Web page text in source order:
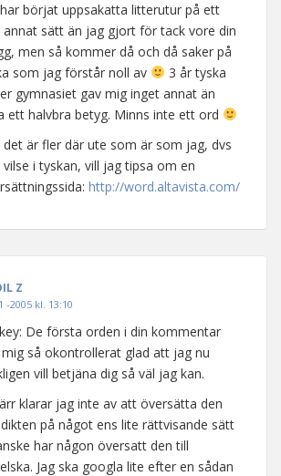
har börjat uppsakatta litterutur på ett
annat sätt än jag gjort för tack vore din
men så kommer då och då saker på
som jag förstår noll av
3 år tyska
gymnasiet gav mig inget annat än
ett halvbra betyg. Minns inte ett ord
det är fler där ute som är som jag, dvs
i tyskan, vill jag tipsa om en
http://word.altavista.com/
Z
-2005 kl. 13:10
De första orden i din kommentar
så okontrollerat glad att jag nu
vill betjäna dig så väl jag kan.
klarar jag inte av att översätta den
på något ens lite rättvisande sätt
har någon översatt den till
Jag ska googla lite efter en sådan